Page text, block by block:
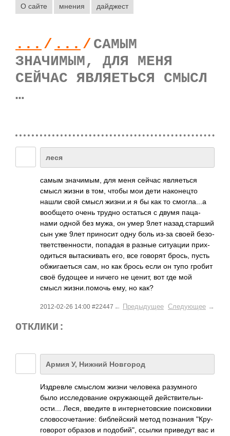
О сайте мнения дайджест
... / ... / САМЫМ
ЗНАЧИМЫМ, ДЛЯ МЕНЯ
СЕЙЧАС ЯВЛЯЕТЬСЯ СМЫСЛ
…
леся
самым знач­имым, для меня сейчас явля­еться
смысл жизни в том, чтобы мои дети нако­нецто
нашли свой смысл жизни.и я бы как то смог­ла...а
вооб­щето очень трудно оста­ться с двумя паца­
нами одной без мужа, он умер 9лет наза­д.ст­арший
сын уже 9лет прин­осит одну боль из-за своей безо­
твет­стве­ннос­ти, попадая в разные ситу­ации прих­
одит­ься выта­скив­ать его, все говорят брось, пусть
обжи­гает­ься сам, но как брось если он тупо гробит
своё будощее и ничего не ценит, вот где мой
смысл жизн­и.по­мочь ему, но как?
2012-02-26 14:00 #22447 ← Предыдущее Следующее →
ОТКЛИКИ:
Армия У, Нижний Новгород
Издр­евле смыслом жизни чело­века разу­много
было иссл­едов­ание окру­жающей дейс­твит­ельн­
ости­... Леся, введите в инте­рнет­овские поис­ковики
слов­осоч­етан­ие: библ­ейский метод позн­ания "Кру­
гово­рот образов и подо­бий", ссылки прив­едут вас и